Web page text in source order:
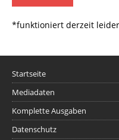
*funktioniert derzeit
Startseite
Mediadaten
Komplette Ausgaben
Datenschutz